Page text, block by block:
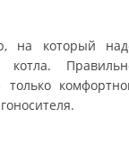
на который